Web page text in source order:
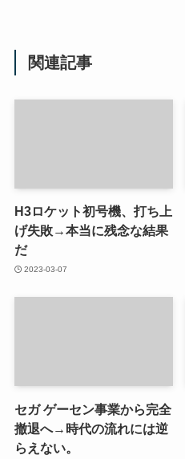
関連記事
H3ロケット初号機、打ち上
げ失敗→本当に残念な結果
だ
2023-03-07
セガ ゲーセン事業から完全
撤退へ→時代の流れには逆
らえない。